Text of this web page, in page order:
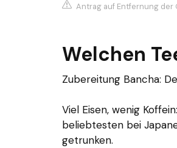
Antrag auf Entfernung der
Welchen
Zubereitung Bancha:
Viel Eisen, wenig
beliebtesten bei
getrunken.